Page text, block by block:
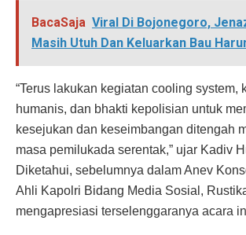
BacaSaja Viral Di Bojonegoro,
Masih Utuh Dan Keluarkan Bau
“Terus lakukan kegiatan cooling system,
humanis, dan bhakti kepolisian untuk
kesejukan dan keseimbangan ditengah
masa pemilukada serentak,” ujar Kadiv
Diketahui, sebelumnya dalam Anev
Ahli Kapolri Bidang Media Sosial,
mengapresiasi terselenggaranya acara